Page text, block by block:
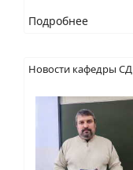
Подробнее
Новости кафедры СД